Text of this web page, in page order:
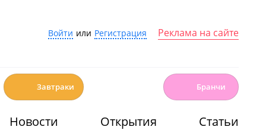
Войти или Регистрация Реклама на сайте
Завтраки Бранчи
Новости Открытия Статьи